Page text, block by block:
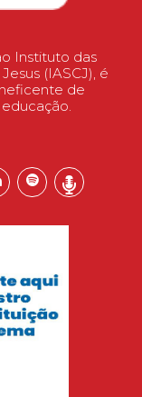
Instituto das
(IASCJ), é
de